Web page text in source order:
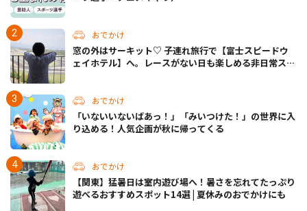
おでかけ
窓の外はサーキット♡ 子連れ旅行で【富士スピードウ
ェイホテル】へ。レースがない日も楽しめる非日常ステ
おでかけ
「いないいないばあっ！」「みいつけた！」の世界に入
り込める！人気企画が秋に帰ってくる
おでかけ
【関東】猛暑日は室内遊び場へ！暑さを忘れてたっぷり
遊べるおすすめスポット14選 | 夏休みのおでかけにも